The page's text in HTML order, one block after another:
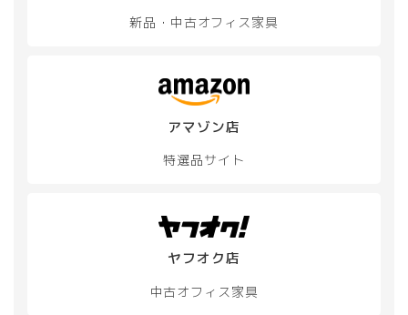
新品・中古オフィス家具
アマゾン店
特選品サイト
ヤフオク店
中古オフィス家具